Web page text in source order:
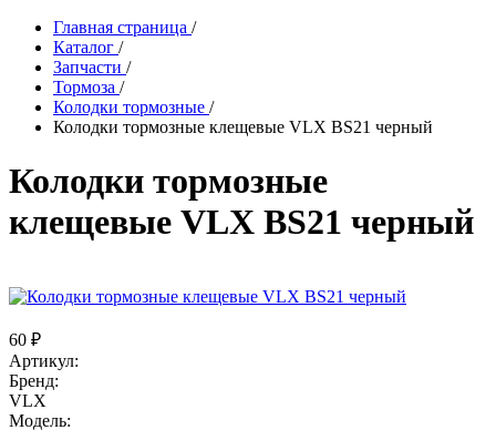
Главная страница /
Каталог /
Запчасти /
Тормоза /
Колодки тормозные /
Колодки тормозные клещевые VLX BS21 черный
Колодки тормозные
клещевые VLX BS21 черный
60 ₽
Артикул:
Бренд:
VLX
Модель: